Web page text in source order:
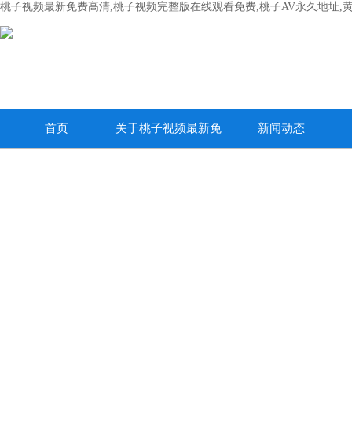
桃子视频最新免费高清,桃子视频完整版在线观看免费,桃子AV永久地址,
首页 关于桃子视频最新免 新闻动态